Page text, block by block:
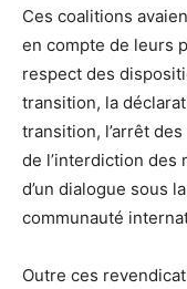
Ces coalitions
en compte de leurs
respect des
transition, la
transition, l’arrêt
de l’interdiction des
d’un dialogue sous
communauté
Outre ces